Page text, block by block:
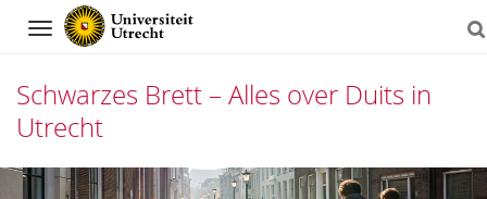
Navigation
Schwarzes Brett – Alles over Duits in
Utrecht
Direct